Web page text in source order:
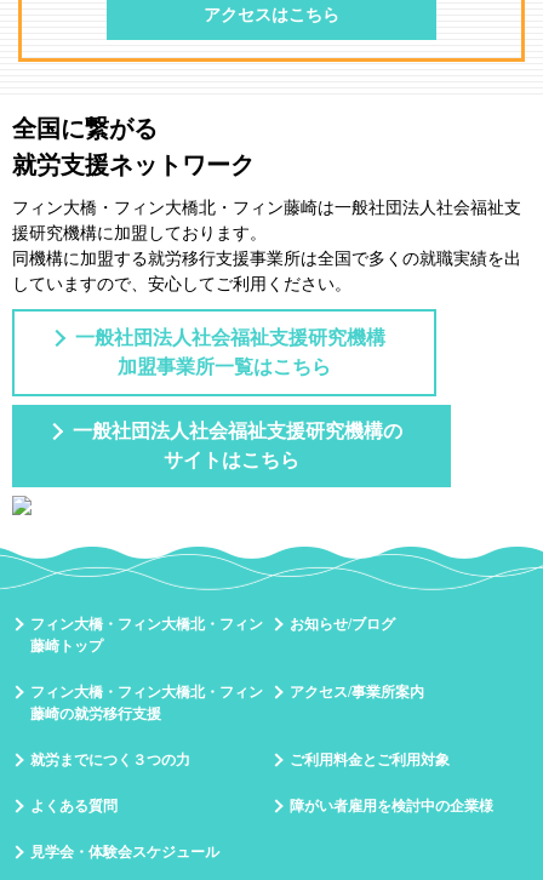
アクセスはこちら
全国に繋がる
就労支援ネットワーク
フィン大橋・フィン大橋北・フィン藤崎は一般社団法⼈社会福祉⽀
援研究機構に加盟しております。
同機構に加盟する就労移⾏⽀援事業所は全国で多くの就職実績を出
していますので、安⼼してご利⽤ください。
一般社団法人社会福祉支援研究機構
加盟事業所一覧はこちら
一般社団法人社会福祉支援研究機構の
サイトはこちら
フィン大橋・フィン大橋北・フィン
藤崎トップ
お知らせ/ブログ
フィン大橋・フィン大橋北・フィン
藤崎の就労移行支援
アクセス/事業所案内
就労までにつく３つの力 ご利用料金とご利用対象
よくある質問 障がい者雇用を検討中の企業様
見学会・体験会スケジュール